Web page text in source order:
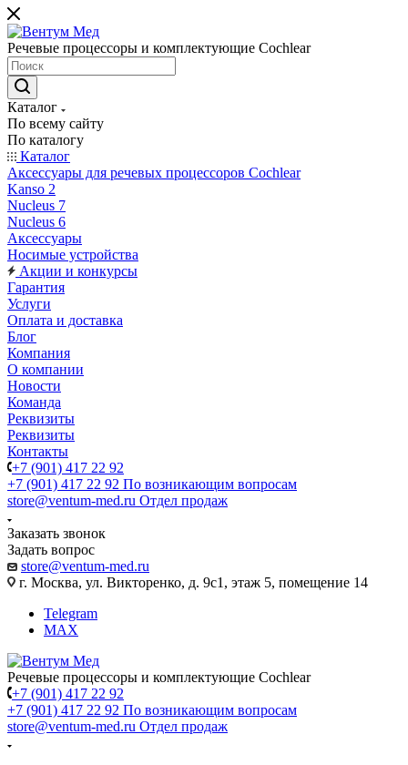
Речевые процессоры и комплектующие Cochlear
Каталог
По всему сайту
По каталогу
Каталог
Аксессуары для речевых процессоров Cochlear
Kanso 2
Nucleus 7
Nucleus 6
Аксессуары
Носимые устройства
Акции и конкурсы
Гарантия
Услуги
Оплата и доставка
Блог
Компания
О компании
Новости
Команда
Реквизиты
Реквизиты
Контакты
+7 (901) 417 22 92
+7 (901) 417 22 92 По возникающим вопросам
store@ventum-med.ru Отдел продаж
Заказать звонок
Задать вопрос
store@ventum-med.ru
г. Москва, ул. Викторенко, д. 9с1, этаж 5, помещение 14
Telegram
MAX
Речевые процессоры и комплектующие Cochlear
+7 (901) 417 22 92
+7 (901) 417 22 92 По возникающим вопросам
store@ventum-med.ru Отдел продаж